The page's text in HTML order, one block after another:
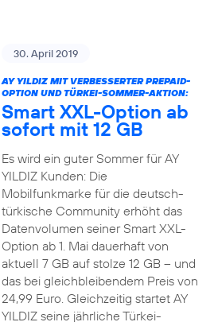
30. April 2019
AY YILDIZ MIT VERBESSERTER PREPAID-
OPTION UND TÜRKEI-SOMMER-AKTION:
Smart XXL-Option ab
sofort mit 12 GB
Es wird ein guter Sommer für AY
YILDIZ Kunden: Die
Mobilfunkmarke für die deutsch-
türkische Community erhöht das
Datenvolumen seiner Smart XXL-
Option ab 1. Mai dauerhaft von
aktuell 7 GB auf stolze 12 GB – und
das bei gleichbleibendem Preis von
24,99 Euro. Gleichzeitig startet AY
YILDIZ seine jährliche Türkei-